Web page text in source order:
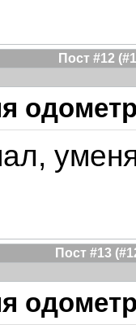
Пост #12
Пост #13